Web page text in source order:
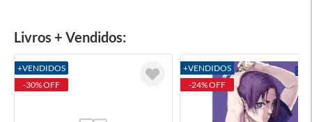
Livros + Vendidos:
+VENDIDOS
-30% OFF
+VENDIDOS
-24% OFF